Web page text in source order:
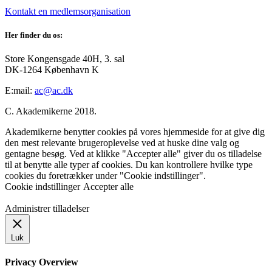
Kontakt en medlemsorganisation
Her finder du os:
Store Kongensgade 40H, 3. sal
DK-1264 København K
E:mail: ac@ac.dk
C. Akademikerne 2018.
Akademikerne benytter cookies på vores hjemmeside for at give dig
den mest relevante brugeroplevelse ved at huske dine valg og
gentagne besøg. Ved at klikke "Accepter alle" giver du os tilladelse
til at benytte alle typer af cookies. Du kan kontrollere hvilke type
cookies du foretrækker under "Cookie indstillinger".
Cookie indstillinger Accepter alle
Administrer tilladelser
Luk
Privacy Overview